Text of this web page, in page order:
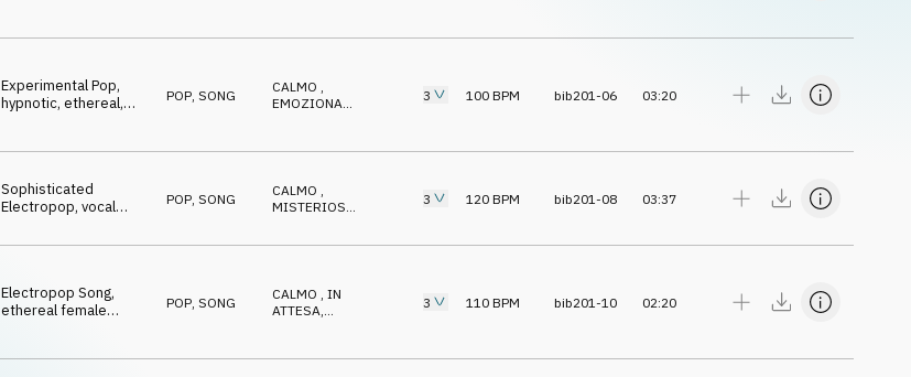
vocals
Experimental Pop,
hypnotic, ethereal,
POP SONG CALMO ,
EMOZIONANTE
3 100 BPM bib201-06 03:20
Sophisticated
Electropop, vocal
abstract and darkish
POP SONG CALMO ,
MISTERIOSO
3 120 BPM bib201-08 03:37
Electropop Song,
ethereal female
POP SONG CALMO , IN
ATTESA,
EMOZIONANTE
3 110 BPM bib201-10 02:20